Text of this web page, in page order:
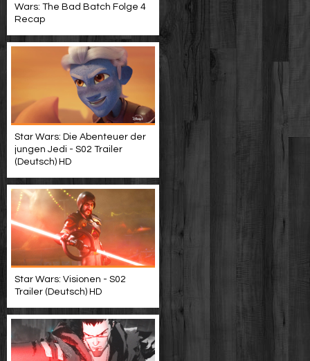
Wars: The Bad Batch Folge 4
Recap
Star Wars: Die Abenteuer der
jungen Jedi - S02 Trailer
(Deutsch) HD
Star Wars: Visionen - S02
Trailer (Deutsch) HD